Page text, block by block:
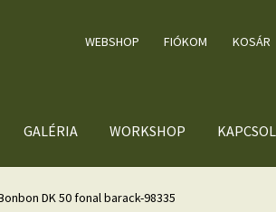
WEBSHOP FIÓKOM KOSÁR
GALÉRIA WORKSHOP
DK 50 fonal barack-98335